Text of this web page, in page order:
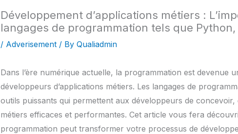
Développement d’applications métiers :
langages de programmation tels que
/ Adverisement/ By Qualiadmin
Dans l’ère numérique actuelle, la programmation est devenue
développeurs d’applications métiers. Les langages de
outils puissants qui permettent aux développeurs de
métiers efficaces et performantes. Cet article vous fera
programmation peut transformer votre processus de